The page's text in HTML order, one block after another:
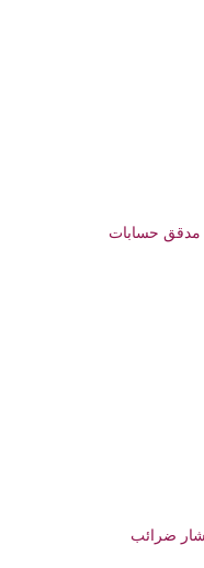
مدقق حسابات
ضرائب